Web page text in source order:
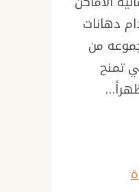
دهانات
من
تمنح